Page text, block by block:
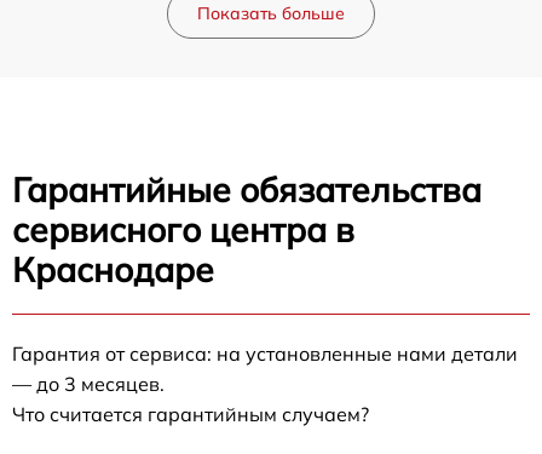
Показать больше
Гарантийные обязательства
сервисного центра в
Краснодаре
Гарантия от сервиса: на установленные нами детали
— до 3 месяцев.
Что считается гарантийным случаем?